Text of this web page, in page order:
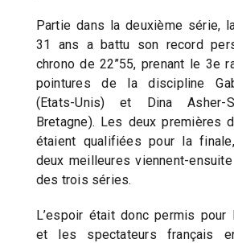
Partie dans la deuxième série,
31 ans a battu son record
chrono de 22’’55, prenant le 3e
pointures de la discipline
(Etats-Unis) et Dina Asher-
Bretagne). Les deux premières
étaient qualifiées pour la
deux meilleures viennent-
des trois séries.
L’espoir était donc permis pour
et les spectateurs français